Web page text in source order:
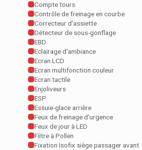
Compte tours
Contrôle de freinage en courbe
Correcteur d'assiette
Détecteur de sous-gonflage
EBD
Eclairage d'ambiance
Ecran LCD
Ecran multifonction couleur
Ecran tactile
Enjoliveurs
ESP
Essuie-glace arrière
Feux de freinage d'urgence
Feux de jour à LED
Filtre à Pollen
Fixation Isofix siège passager avant